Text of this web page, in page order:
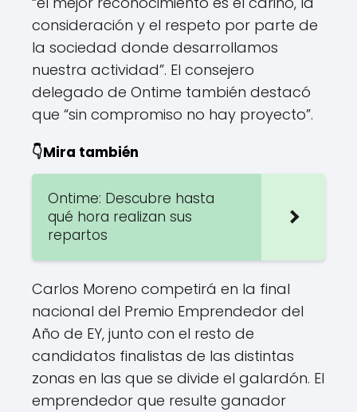
consideración y el respeto por parte de
la sociedad donde desarrollamos
nuestra actividad”. El consejero
delegado de Ontime también destacó
que “sin compromiso no hay proyecto”.
👇Mira también
Ontime: Descubre hasta
qué hora realizan sus
repartos
Carlos Moreno competirá en la final
nacional del Premio Emprendedor del
Año de EY, junto con el resto de
candidatos finalistas de las distintas
zonas en las que se divide el galardón. El
emprendedor que resulte ganador